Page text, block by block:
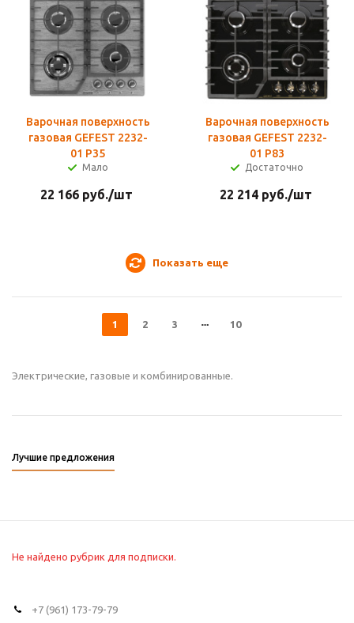
Варочная поверхность
газовая GEFEST 2232-
01 Р35
Мало
22 166руб./шт
Варочная поверхность
газовая GEFEST 2232-
01 Р83
Достаточно
22 214руб./шт
Показать еще
1 2 3 10
Электрические, газовые и комбинированные.
Лучшие предложения
Не найдено рубрик для подписки.
+7 (961) 173-79-79